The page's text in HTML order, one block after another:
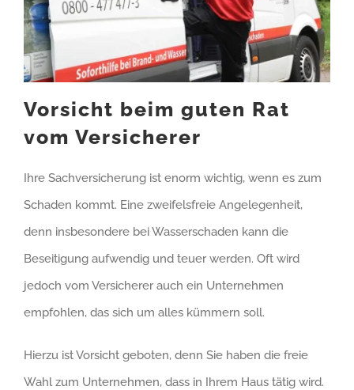
Vorsicht beim guten Rat
vom Versicherer
Ihre Sachversicherung ist enorm wichtig, wenn es zum
Schaden kommt. Eine zweifelsfreie Angelegenheit,
denn insbesondere bei Wasserschaden kann die
Beseitigung aufwendig und teuer werden. Oft wird
jedoch vom Versicherer auch ein Unternehmen
empfohlen, das sich um alles kümmern soll.
Hierzu ist Vorsicht geboten, denn Sie haben die freie
Wahl zum Unternehmen, dass in Ihrem Haus tätig wird.